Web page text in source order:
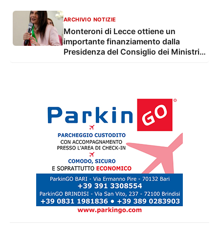
ricca di servizi
ARCHIVIO NOTIZIE
Monteroni di Lecce ottiene un
importante finanziamento dalla
Presidenza del Consiglio dei Ministri.